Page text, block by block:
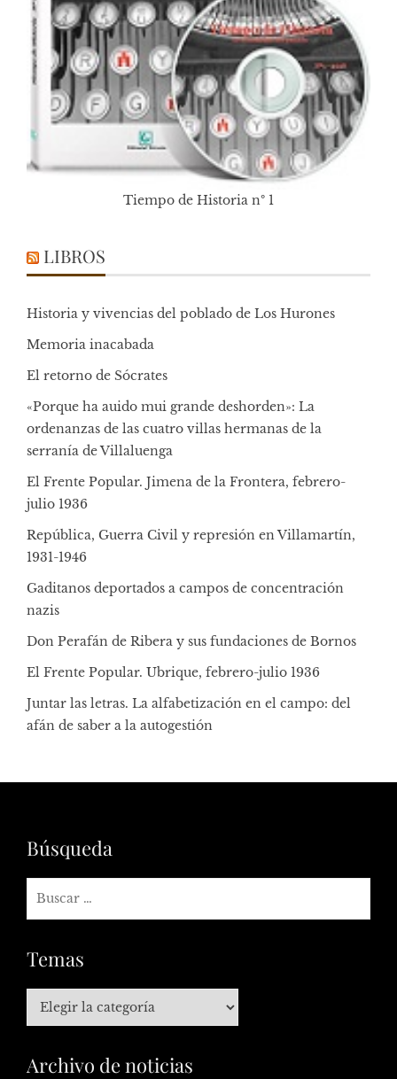
Tiempo de Historia nº 1
LIBROS
Historia y vivencias del poblado de Los Hurones
Memoria inacabada
El retorno de Sócrates
«Porque ha auido mui grande deshorden»: La
ordenanzas de las cuatro villas hermanas de la
serranía de Villaluenga
El Frente Popular. Jimena de la Frontera, febrero-
julio 1936
República, Guerra Civil y represión en Villamartín,
1931-1946
Gaditanos deportados a campos de concentración
nazis
Don Perafán de Ribera y sus fundaciones de Bornos
El Frente Popular. Ubrique, febrero-julio 1936
Juntar las letras. La alfabetización en el campo: del
afán de saber a la autogestión
Búsqueda
Temas
Archivo de noticias